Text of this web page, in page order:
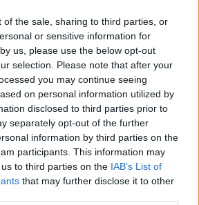
of the sale, sharing to third parties, or
or sensitive information for
us, please use the below opt-out
selection. Please note that after your
you may continue seeing
on personal information utilized by
disclosed to third parties prior to
separately opt-out of the further
information by third parties on the
participants. This information may
to third parties on the IAB’s List of
that may further disclose it to other